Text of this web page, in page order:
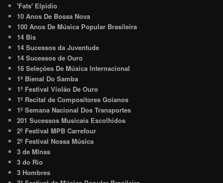
'Fats' Elpidio
10 Anos De Bossa Nova
100 Anos De Música Popular Brasileira
14 Bis
14 Sucessos da Juventude
14 Sucessos de Ouro
16 Seleções De Música Internacional
1ª Bienal Do Samba
1º Festival Violão De Ouro
1º Recital de Compositores Goianos
1º Semana Nacional Dos Transportes
201 Sucessos Musicais Escolhidos
2º Festival MPB Carrefour
2º Festival Nossa Música
3 de MInas
3 do Rio
3 Hombres